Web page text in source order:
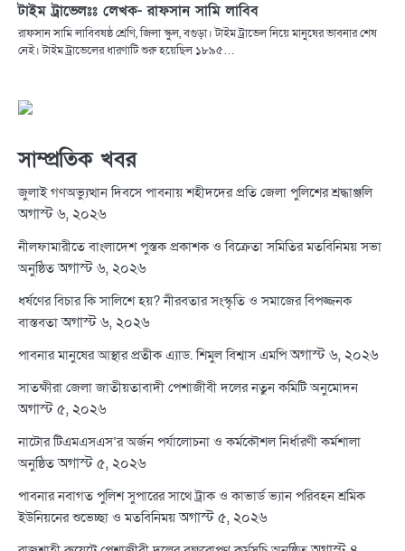
টাইম ট্রাভেলঃঃ লেখক- রাফসান সামি লাবিব
রাফসান সামি লাবিবষষ্ঠ শ্রেণি, জিলা স্কুল, বগুড়া। টাইম ট্রাভেল নিয়ে মানুষের ভাবনার শেষ
নেই। টাইম ট্রাভেলের ধারণাটি শুরু হয়েছিল ১৮৯৫…
সাম্প্রতিক খবর
জুলাই গণঅভ্যুত্থান দিবসে পাবনায় শহীদদের প্রতি জেলা পুলিশের শ্রদ্ধাঞ্জলি
অগাস্ট ৬, ২০২৬
নীলফামারীতে বাংলাদেশ পুস্তক প্রকাশক ও বিক্রেতা সমিতির মতবিনিময় সভা
অনুষ্ঠিত অগাস্ট ৬, ২০২৬
ধর্ষণের বিচার কি সালিশে হয়? নীরবতার সংস্কৃতি ও সমাজের বিপজ্জনক
বাস্তবতা অগাস্ট ৬, ২০২৬
পাবনার মানুষের আস্থার প্রতীক এ্যাড. শিমুল বিশ্বাস এমপি অগাস্ট ৬, ২০২৬
সাতক্ষীরা জেলা জাতীয়তাবাদী পেশাজীবী দলের নতুন কমিটি অনুমোদন
অগাস্ট ৫, ২০২৬
নাটোর টিএমএসএস’র অর্জন পর্যালোচনা ও কর্মকৌশল নির্ধারণী কর্মশালা
অনুষ্ঠিত অগাস্ট ৫, ২০২৬
পাবনার নবাগত পুলিশ সুপারের সাথে ট্রাক ও কাভার্ড ভ্যান পরিবহন শ্রমিক
ইউনিয়নের শুভেচ্ছা ও মতবিনিময় অগাস্ট ৫, ২০২৬